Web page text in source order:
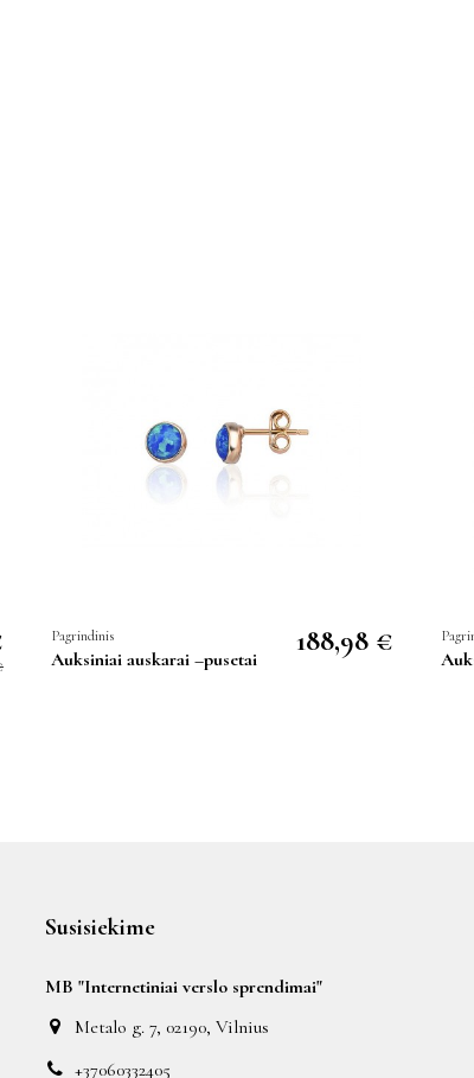
Pagrindinis
Auksiniai auskarai –pusetai
188,98 €
Susisiekime
MB "Internetiniai verslo sprendimai"
Metalo g. 7, 02190, Vilnius
+37060332405